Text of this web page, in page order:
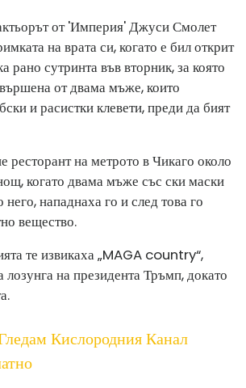
от 'Империя' Джуси Смолет
на врата си, когато е бил открит
рано сутринта във вторник, за която
от двама мъже, които
и расистки клевети, преди да бият
ресторант на метрото в Чикаго около
когато двама мъже със ски маски
нападнаха го и след това го
вещество.
те извикаха „MAGA country“,
лозунга на президента Тръмп, докато
Кислородния Канал